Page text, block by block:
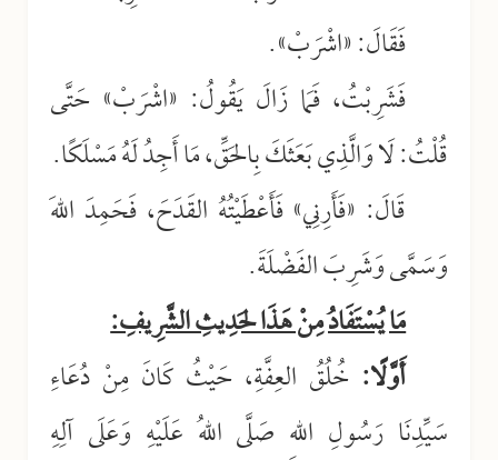
فَقَالَ: «اشْرَبْ».
فَشَرِبْتُ، فَمَا زَالَ يَقُولُ: «اشْرَبْ» حَتَّى
قُلْتُ: لَا وَالَّذِي بَعَثَكَ بِالحَقِّ، مَا أَجِدُ لَهُ مَسْلَكًا.
قَالَ: «فَأَرِنِي» فَأَعْطَيْتُهُ القَدَحَ، فَحَمِدَ اللهَ
وَسَمَّى وَشَرِبَ الفَضْلَةَ.
مَا يُسْتَفَادُ مِنْ هَذَا لحَدِيثِ الشَّرِيفِ:
أَوَّلًا: خُلُقُ العِفَّةِ، حَيْثُ كَانَ مِنْ دُعَاءِ
سَيِّدِنَا رَسُولِ اللهِ صَلَّى اللهُ عَلَيْهِ وَعَلَى آلِهِ